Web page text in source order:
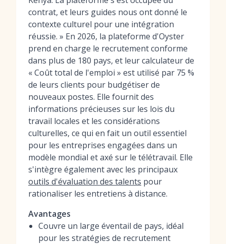
contrat, et leurs guides nous ont donné le
contexte culturel pour une intégration
réussie. » En 2026, la plateforme d'Oyster
prend en charge le recrutement conforme
dans plus de 180 pays, et leur calculateur de
« Coût total de l'emploi » est utilisé par 75 %
de leurs clients pour budgétiser de
nouveaux postes. Elle fournit des
informations précieuses sur les lois du
travail locales et les considérations
culturelles, ce qui en fait un outil essentiel
pour les entreprises engagées dans un
modèle mondial et axé sur le télétravail. Elle
s'intègre également avec les principaux
outils d'évaluation des talents pour
rationaliser les entretiens à distance.
Avantages
Couvre un large éventail de pays, idéal
pour les stratégies de recrutement